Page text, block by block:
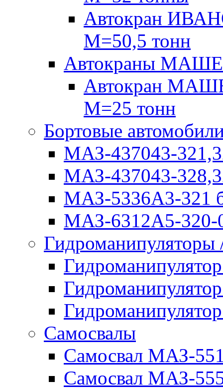
Автокран
М=50,5 тонн
Автокраны
Автокран
М=25 тонн
Бортовые
МАЗ-437043-
МАЗ-437043-
МАЗ-5336А3-321
МАЗ-6312А5-320-
Самосвалы
Самосвал МАЗ-
Самосвал МАЗ-